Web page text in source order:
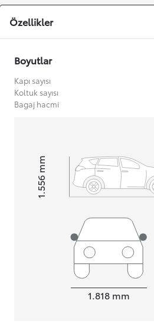
Özellikler
Boyutlar
Kapı sayısı
Koltuk sayısı
Bagaj hacmi
Height1.556
mm
1.818 mm